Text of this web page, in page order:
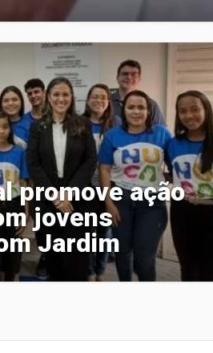
promove ação
jovens
Jardim